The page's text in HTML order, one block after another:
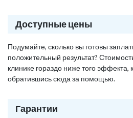
Доступные цены
Подумайте, сколько вы готовы
положительный результат?
клинике гораздо ниже того эффекта,
обратившись сюда за помощью.
Гарантии